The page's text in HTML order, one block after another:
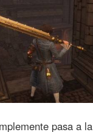
pasa a la